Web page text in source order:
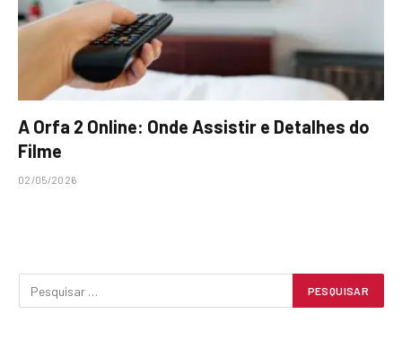
A Orfa 2 Online: Onde Assistir e Detalhes do
Filme
02/05/2026